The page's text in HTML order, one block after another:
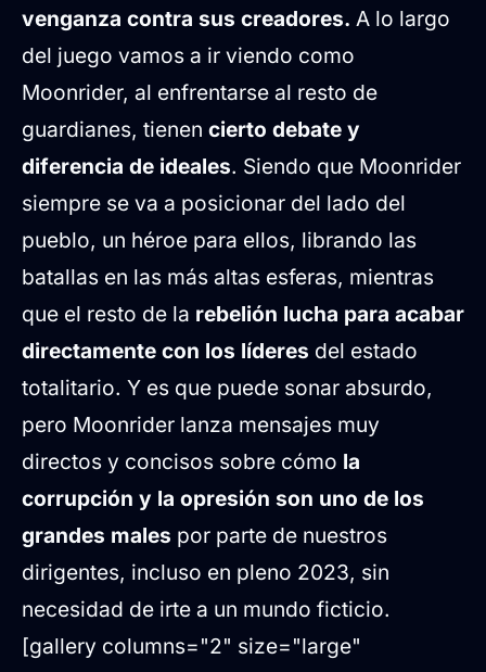
venganza contra sus creadores. A lo largo
del juego vamos a ir viendo como
Moonrider, al enfrentarse al resto de
guardianes, tienen cierto debate y
diferencia de ideales. Siendo que Moonrider
siempre se va a posicionar del lado del
pueblo, un héroe para ellos, librando las
batallas en las más altas esferas, mientras
que el resto de la rebelión lucha para acabar
directamente con los líderes del estado
totalitario. Y es que puede sonar absurdo,
pero Moonrider lanza mensajes muy
directos y concisos sobre cómo la
corrupción y la opresión son uno de los
grandes males por parte de nuestros
dirigentes, incluso en pleno 2023, sin
necesidad de irte a un mundo ficticio.
[gallery columns="2" size="large"